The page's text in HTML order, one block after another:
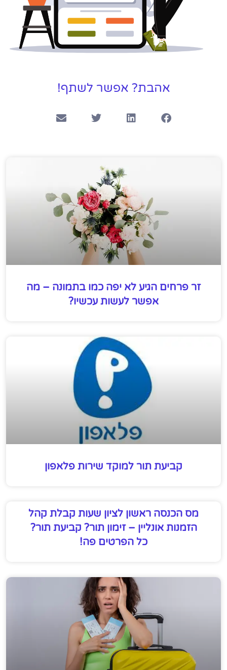
אהבת? אפשר לשתף!
זר פרחים הגיע לא יפה כמו בתמונה – מה
אפשר לעשות עכשיו?
קביעת תור למוקד שירות פלאפון
מס הכנסה ראשון לציון שעות קבלת קהל
הזמנות אונליין – זימון תור? קביעת תור?
כל הפרטים פה!